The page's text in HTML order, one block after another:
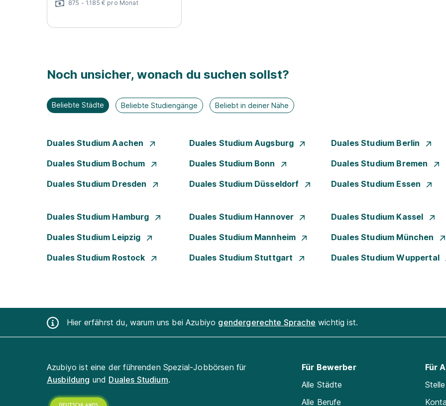
875 - 1.185 € pro Monat
Noch unsicher, wonach du suchen sollst?
Beliebte Städte Beliebte Studiengänge Beliebt in deiner Nähe
Duales Studium Aachen Duales Studium Augsburg Duales Studium Berlin
Duales Studium Bochum Duales Studium Bonn Duales Studium Bremen
Duales Studium Dresden Duales Studium Düsseldorf Duales Studium Essen
Duales Studium Hamburg Duales Studium Hannover Duales Studium Kassel
Duales Studium Leipzig Duales Studium Mannheim Duales Studium München
Duales Studium Rostock Duales Studium Stuttgart Duales Studium Wuppertal
Hier erfährst du, warum uns bei Azubiyo gendergerechte Sprache wichtig ist.
Azubiyo ist eine der führenden Spezial-Jobbörsen für
Ausbildung und Duales Studium.
Für Bewerber
Alle Städte
Alle Berufe
Für